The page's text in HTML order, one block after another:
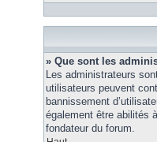
» Que sont les
Les administrateurs
utilisateurs peuvent
bannissement
également être abilités
fondateur du forum.